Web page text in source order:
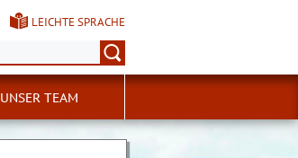
LEICHTE SPRACHE
UNSER TEAM